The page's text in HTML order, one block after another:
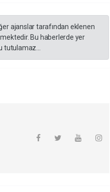
ajanslar tarafından eklenen
Bu haberlerde yer
tutulamaz...